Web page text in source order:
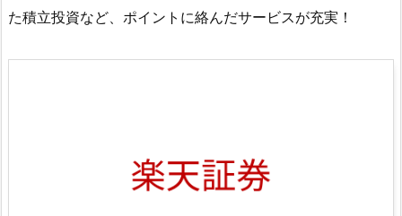
た積立投資など、ポイントに絡んだサービスが充実！